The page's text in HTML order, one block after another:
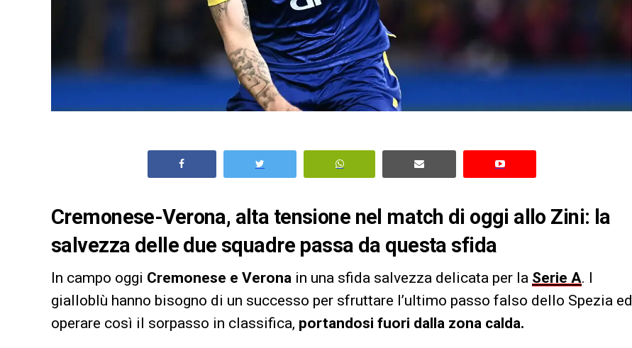
Cremonese-Verona, alta tensione nel match di oggi allo Zini: la
salvezza delle due squadre passa da questa sfida
In campo oggi Cremonese e Verona in una sfida salvezza delicata per la Serie A. I
gialloblù hanno bisogno di un successo per sfruttare l’ultimo passo falso dello Spezia ed
operare così il sorpasso in classifica, portandosi fuori dalla zona calda.